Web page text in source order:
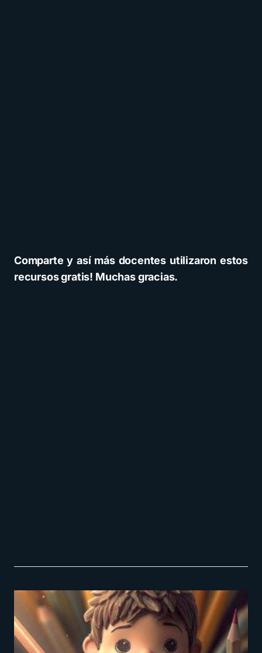
Comparte y así más docentes utilizaron estos
recursos gratis! Muchas gracias.